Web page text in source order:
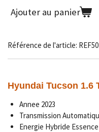
Ajouter au panier
Référence de l'article:
Hyundai Tucson 1.6
Annee 2023
Transmission A
Energie Hybride Essence